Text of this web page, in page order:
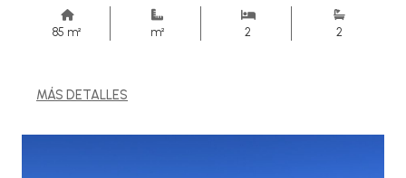
85 m² m² 2 2
MÁS DETALLES